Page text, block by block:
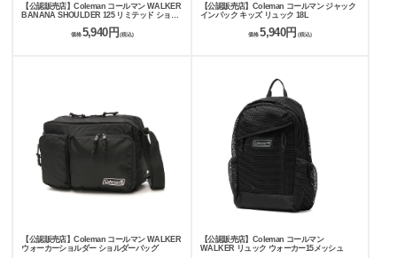
【公認販売店】Coleman コールマン WALKER
BANANA SHOULDER 125 リミテッド ショル
価格 5,940円 (税込)
【公認販売店】Coleman コールマン ジャック
インパック キッズ リュック 18L
価格5,940円 (税込)
【公認販売店】Coleman コールマン WALKER
ウォーカーショルダー ショルダーバッグ
【公認販売店】Coleman コールマン
WALKER リュック ウォーカー15メッシュ